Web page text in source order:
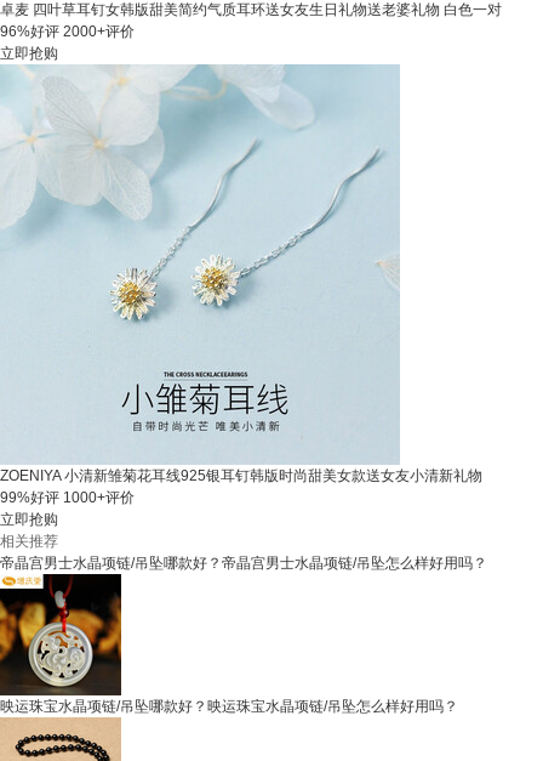
卓麦 四叶草耳钉女韩版甜美简约气质耳环送女友生日礼物送老婆礼物 白色一对
96%好评 2000+评价
立即抢购
ZOENIYA 小清新雏菊花耳线925银耳钉韩版时尚甜美女款送女友小清新礼物
99%好评 1000+评价
立即抢购
相关推荐
帝晶宫男士水晶项链/吊坠哪款好？帝晶宫男士水晶项链/吊坠怎么样好用吗？
映运珠宝水晶项链/吊坠哪款好？映运珠宝水晶项链/吊坠怎么样好用吗？